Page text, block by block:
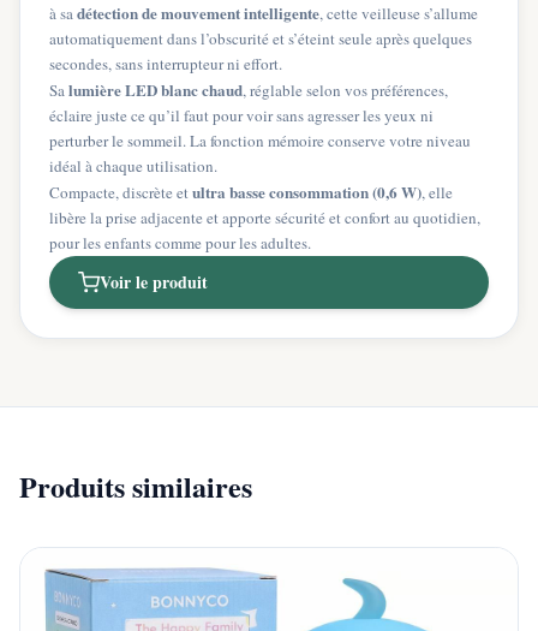
à sadétection de mouvement intelligente, cette veilleuse s’allume
automatiquement dans l’obscurité et s’éteint seule après quelques
secondes, sans interrupteur ni effort.
Salumière LED blanc chaud, réglable selon vos préférences,
éclaire juste ce qu’il faut pour voir sans agresser les yeux ni
perturber le sommeil. La fonction mémoire conserve votre niveau
idéal à chaque utilisation.
Compacte, discrète etultra basse consommation (0,6 W), elle
libère la prise adjacente et apporte sécurité et confort au quotidien,
pour les enfants comme pour les adultes.
Voir le produit
Produits similaires